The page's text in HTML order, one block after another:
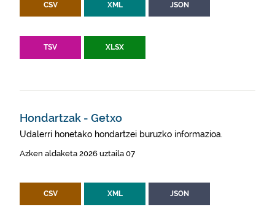
CSV XML JSON
TSV XLSX
Hondartzak - Getxo
Udalerri honetako hondartzei buruzko informazioa.
Azken aldaketa 2026 uztaila 07
CSV XML JSON